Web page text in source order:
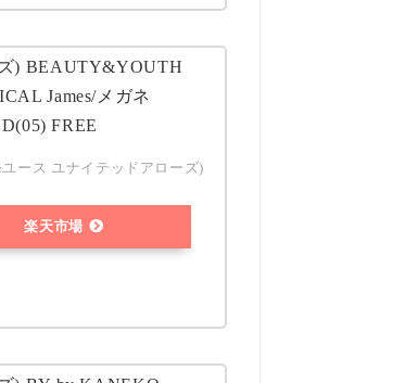
) BEAUTY&YOUTH
James/メガネ
FREE
ース ユナイテッドアローズ)
楽天市場